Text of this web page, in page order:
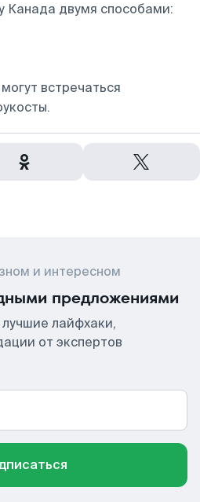
Канада двумя способами:
встречаться
и интересном
предложениями
лайфхаки,
от экспертов